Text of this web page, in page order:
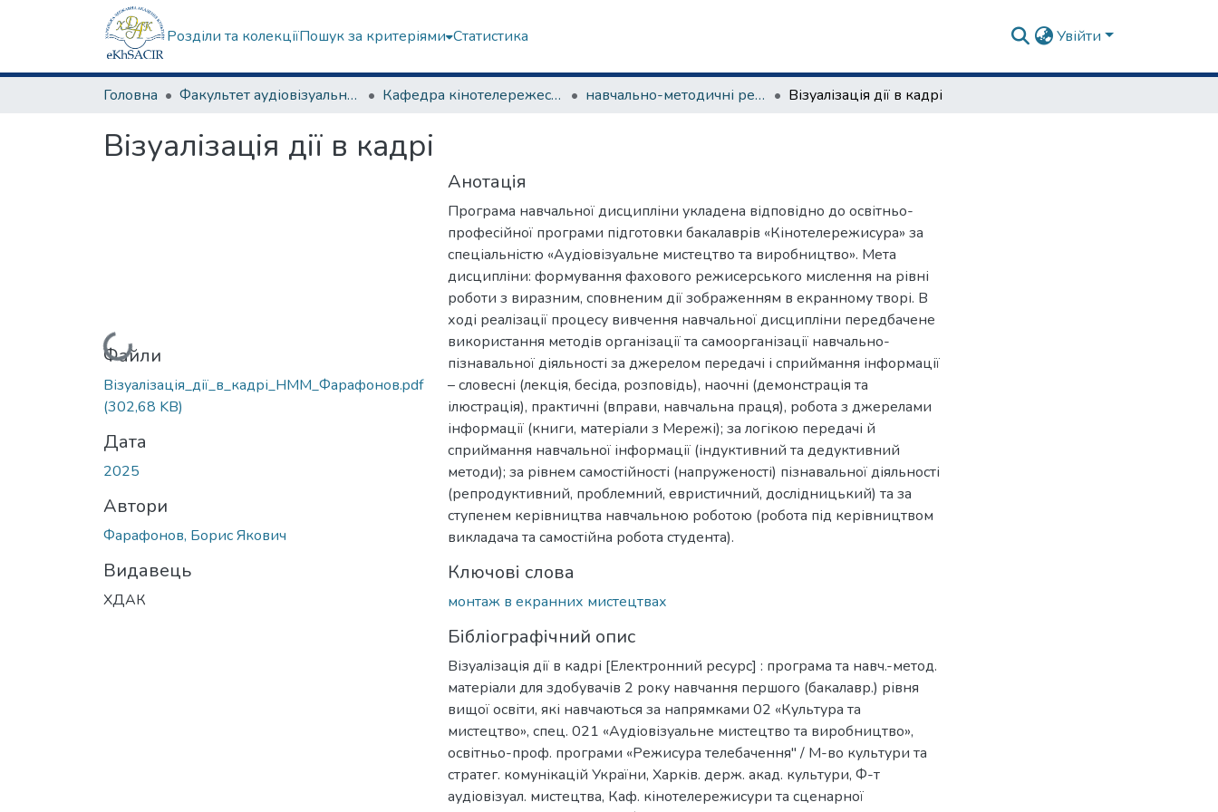
Розділи та колекціїПошук за критеріями Статистика Увійти
Головна Факультет аудіовізуального мистецтва Кафедра кінотелережесури та сценарної майстерності навчально-методичні рекомендації, програми дисциплін Візуалізація дії в кадрі
Візуалізація дії в кадрі
Вантажиться...
Файли
Візуалізація_дії_в_кадрі_НММ_Фарафонов.pdf
(302,68 KB)
Дата
2025
Автори
Фарафонов, Борис Якович
Видавець
ХДАК
Анотація
Програма навчальної дисципліни укладена відповідно до освітньо-
професійної програми підготовки бакалаврів «Кінотелережисура» за
спеціальністю «Аудіовізуальне мистецтво та виробництво». Мета
дисципліни: формування фахового режисерського мислення на рівні
роботи з виразним, сповненим дії зображенням в екранному творі. В
ході реалізації процесу вивчення навчальної дисципліни передбачене
використання методів організації та самоорганізації навчально-
пізнавальної діяльності за джерелом передачі і сприймання інформації
– словесні (лекція, бесіда, розповідь), наочні (демонстрація та
ілюстрація), практичні (вправи, навчальна праця), робота з джерелами
інформації (книги, матеріали з Мережі); за логікою передачі й
сприймання навчальної інформації (індуктивний та дедуктивний
методи); за рівнем самостійності (напруженості) пізнавальної діяльності
(репродуктивний, проблемний, евристичний, дослідницький) та за
ступенем керівництва навчальною роботою (робота під керівництвом
викладача та самостійна робота студента).
Ключові слова
монтаж в екранних мистецтвах
Бібліографічний опис
Візуалізація дії в кадрі [Електронний ресурс] : програма та навч.-метод.
матеріали для здобувачів 2 року навчання першого (бакалавр.) рівня
вищої освіти, які навчаються за напрямками 02 «Культура та
мистецтво», спец. 021 «Аудіовізуальне мистецтво та виробництво»,
освітньо-проф. програми «Режисура телебачення" / М-во культури та
стратег. комунікацій України, Харків. держ. акад. культури, Ф-т
аудіовізуал. мистецтва, Каф. кінотелережисури та сценарної